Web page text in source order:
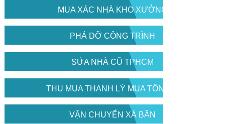
MUA XÁC NHÀ KHO XƯỞNG
PHÁ DỠ CÔNG TRÌNH
SỬA NHÀ CŨ TPHCM
THU MUA THANH LÝ MUA TÔN CŨ
VẬN CHUYỂN XÀ BẦN